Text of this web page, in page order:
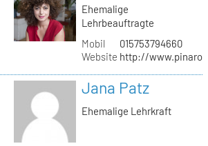
Ehemalige
Lehrbeauftragte
Mobil
015753794660
Website http://
Jana Patz
Ehemalige Lehrkraft